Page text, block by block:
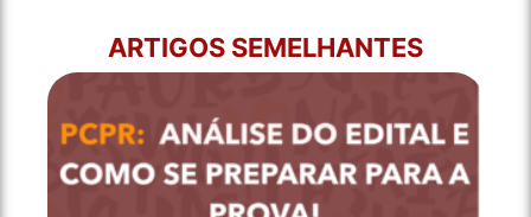
ARTIGOS SEMELHANTES